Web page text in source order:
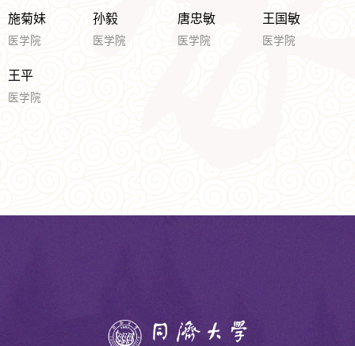
施菊妹
医学院
孙毅
医学院
唐忠敏
医学院
王国敏
医学院
王平
医学院